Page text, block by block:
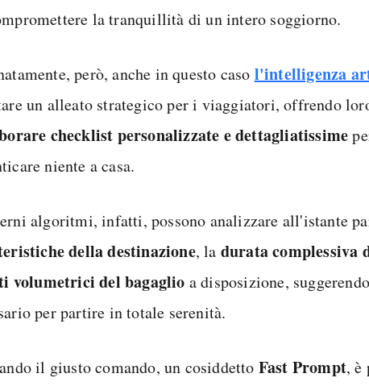
la tranquillità di un intero soggiorno.
però, anche in questo caso l'intelligenza
un alleato strategico per i viaggiatori, offrendo
checklist personalizzate e dettagliatissime
niente a casa.
algoritmi, infatti, possono analizzare all'istante
della destinazione, la durata complessiva
volumetrici del bagaglio a disposizione,
per partire in totale serenità.
il giusto comando, un cosiddetto Fast Prompt, è